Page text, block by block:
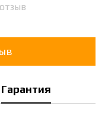
Гарантия